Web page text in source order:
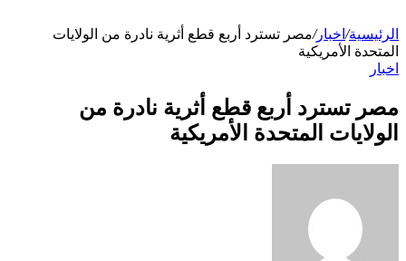
الرئيسية/ اخبار/مصر تسترد أربع قطع أثرية نادرة من الولايات
المتحدة الأمريكية
اخبار
مصر تسترد أربع قطع أثرية نادرة من
الولايات المتحدة الأمريكية